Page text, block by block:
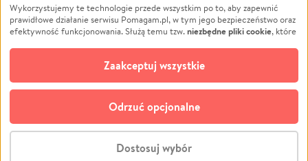
Pomoc Finansowa
Projekty
Pogrzeb
Społeczność lokalna
Kultura
Edukacja
Podróż
Impreza
Ochrona środowiska
Biznes
© CROWDING SP. Z O.O.
Wykorzystujemy te technologie przede wszystkim po to, aby zapewnić
prawidłowe działanie serwisu Pomagam.pl, w tym jego bezpieczeństwo oraz
efektywność funkcjonowania. Służą temu tzw.niezbędne pliki cookie, które
opcjonalnych plików cookie
technologii do celów analitycznych i retargetingowych. Możesz wyrazić
zgodę na ich stosowanie lub jej odmówić. W dowolnym momencie masz
możliwość zmiany swoich preferencji na stronie „Zarządzaj zgodami cookie”,
do której link znajdziesz w stopce serwisu Pomagam.pl. Opcjonalne pliki
cookie wykorzystywane są w następujących celach:
działanie serwisu Pomagam.pl. Dzięki nim możemy zrozumieć, jak
Dostosuj wybór
Odrzuć opcjonalne
Zaakceptuj wszystkie